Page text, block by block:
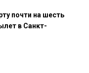
почти на шесть
в Санкт-